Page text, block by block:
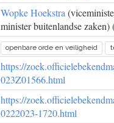
Wopke Hoekstra
minister buitenlandse zaken)
openbare orde en veiligheid
https://
023Z01566.html
https://
0222023-1720.html